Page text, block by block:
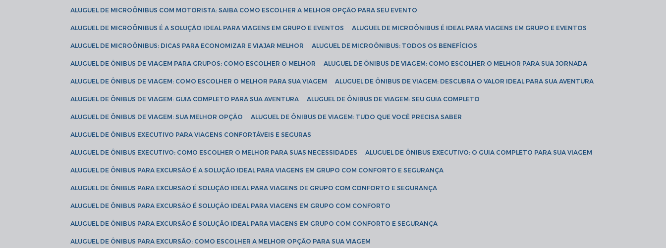
ALUGUEL DE MICROÔNIBUS COM MOTORISTA: SAIBA COMO ESCOLHER A MELHOR OPÇÃO PARA SEU EVENTO
ALUGUEL DE MICROÔNIBUS É A SOLUÇÃO IDEAL PARA VIAGENS EM GRUPO E EVENTOS ALUGUEL DE MICROÔNIBUS É IDEAL PARA VIAGENS EM GRUPO E EVENTOS
ALUGUEL DE MICROÔNIBUS: DICAS PARA ECONOMIZAR E VIAJAR MELHOR ALUGUEL DE MICROÔNIBUS: TODOS OS BENEFÍCIOS
ALUGUEL DE ÔNIBUS DE VIAGEM PARA GRUPOS: COMO ESCOLHER O MELHOR ALUGUEL DE ÔNIBUS DE VIAGEM: COMO ESCOLHER O MELHOR PARA SUA JORNADA
ALUGUEL DE ÔNIBUS DE VIAGEM: COMO ESCOLHER O MELHOR PARA SUA VIAGEM ALUGUEL DE ÔNIBUS DE VIAGEM: DESCUBRA O VALOR IDEAL PARA SUA AVENTURA
ALUGUEL DE ÔNIBUS DE VIAGEM: GUIA COMPLETO PARA SUA AVENTURA ALUGUEL DE ÔNIBUS DE VIAGEM: SEU GUIA COMPLETO
ALUGUEL DE ÔNIBUS DE VIAGEM: SUA MELHOR OPÇÃO ALUGUEL DE ÔNIBUS DE VIAGEM: TUDO QUE VOCÊ PRECISA SABER
ALUGUEL DE ÔNIBUS EXECUTIVO PARA VIAGENS CONFORTÁVEIS E SEGURAS
ALUGUEL DE ÔNIBUS EXECUTIVO: COMO ESCOLHER O MELHOR PARA SUAS NECESSIDADES ALUGUEL DE ÔNIBUS EXECUTIVO: O GUIA COMPLETO PARA SUA VIAGEM
ALUGUEL DE ÔNIBUS PARA EXCURSÃO É A SOLUÇÃO IDEAL PARA VIAGENS EM GRUPO COM CONFORTO E SEGURANÇA
ALUGUEL DE ÔNIBUS PARA EXCURSÃO É SOLUÇÃO IDEAL PARA VIAGENS DE GRUPO COM CONFORTO E SEGURANÇA
ALUGUEL DE ÔNIBUS PARA EXCURSÃO É SOLUÇÃO IDEAL PARA VIAGENS EM GRUPO COM CONFORTO
ALUGUEL DE ÔNIBUS PARA EXCURSÃO É SOLUÇÃO IDEAL PARA VIAGENS EM GRUPO COM CONFORTO E SEGURANÇA
ALUGUEL DE ÔNIBUS PARA EXCURSÃO: COMO ESCOLHER A MELHOR OPÇÃO PARA SUA VIAGEM